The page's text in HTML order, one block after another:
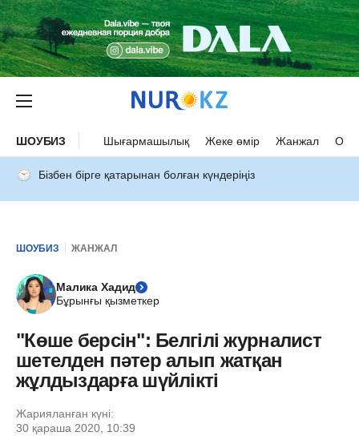
ШОУБИЗ Шығармашылық Жеке өмір Жанжал
Бізбен бірге қатарынан болған күндеріңіз
ШОУБИЗ ЖАНЖАЛ
Малика Хадид
Бұрынғы қызметкер
"Көше берсін": Белгілі журналист
шетелден пәтер алып жатқан
жұлдыздарға шүйлікті
Жарияланған күні:
30 қараша 2020, 10:39